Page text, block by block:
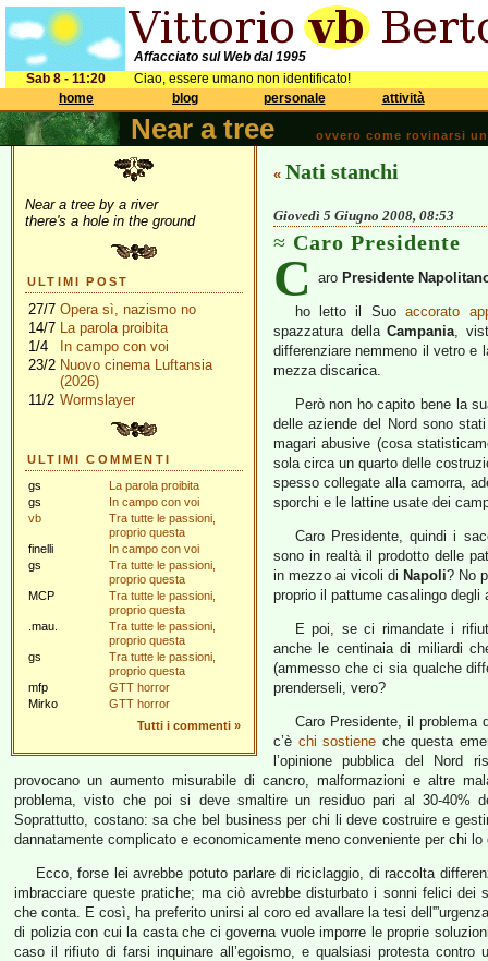
Affacciato sul Web dal 1995
Sab 8 - 11:20
Ciao, essere umano non identificato!
home
blog personale attività
Near a tree ovvero come rovinarsi
Near a tree by a river
there's a hole in the ground
ULTIMI POST
27/7 Opera sì, nazismo no
14/7 La parola proibita
1/4
In campo con voi
23/2 Nuovo cinema Luftansia
(2026)
11/2 Wormslayer
ULTIMI COMMENTI
gs
La parola proibita
gs
In campo con voi
vb
Tra tutte le passioni,
proprio questa
finelli
In campo con voi
gs
Tra tutte le passioni,
proprio questa
MCP
Tra tutte le passioni,
proprio questa
.mau.
Tra tutte le passioni,
proprio questa
gs
Tra tutte le passioni,
proprio questa
mfp
GTT horror
Mirko
GTT horror
Tutti i commenti »
« Nati stanchi
Giovedì 5 Giugno 2008, 08:53
Caro Presidente
C aro Presidente
ho letto il Suoaccorato
spazzatura dellaCampania,
differenziare nemmeno il vetro e
mezza discarica.
Però non ho capito bene la
delle aziende del Nord sono
magari abusive (cosa
sola circa un quarto delle
spesso collegate alla camorra,
sporchi e le lattine usate dei
Caro Presidente, quindi i
sono in realtà il prodotto delle
in mezzo ai vicoli di Napoli? No
proprio il pattume casalingo degli
E poi, se ci rimandate i
anche le centinaia di miliardi
(ammesso che ci sia qualche
prenderseli, vero?
Caro Presidente, il
c’è chi sostiene che questa
l’opinione pubblica del Nord
provocano un aumento misurabile di cancro, malformazioni e altre
problema, visto che poi si deve smaltire un residuo pari al 30-40%
Soprattutto, costano: sa che bel business per chi li deve costruire e
dannatamente complicato e economicamente meno conveniente per chi
Ecco, forse lei avrebbe potuto parlare di riciclaggio, di raccolta
imbracciare queste pratiche; ma ciò avrebbe disturbato i sonni felici dei
che conta. E così, ha preferito unirsi al coro ed avallare la tesi
di polizia con cui la casta che ci governa vuole imporre le proprie
caso il rifiuto di farsi inquinare all’egoismo, e qualsiasi protesta contro